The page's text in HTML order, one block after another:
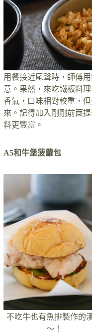
用餐接近尾聲時，師傅
意。果然，來吃鐵板料
香氣，口味相對較重，
來。記得加入剛剛前面
料更豐富。
A5和牛堡菠蘿包
不吃牛也有魚排製作的
～！